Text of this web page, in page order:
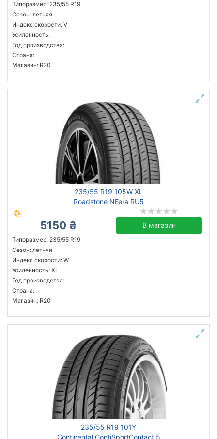
Типоразмер: 235/55 R19
Сезон: летняя
Индекс скорости: V
Усиленность:
Год производства:
Страна:
Магазин: R20
235/55 R19 105W XL
Roadstone NFera RU5
5150 ₴ В магазин
Типоразмер: 235/55 R19
Сезон: летняя
Индекс скорости: W
Усиленность: XL
Год производства:
Страна:
Магазин: R20
235/55 R19 101Y
Continental ContiSportContact 5